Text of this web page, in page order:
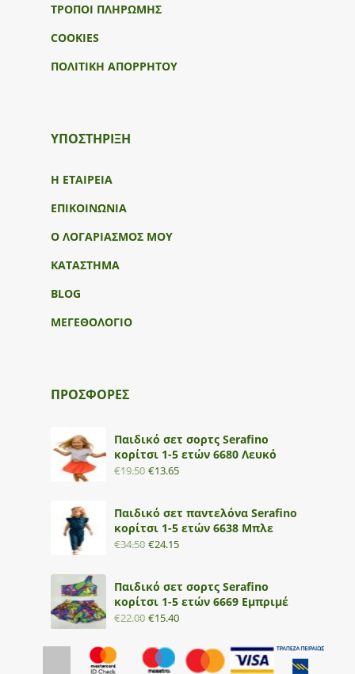
ΤΡΟΠΟΙ ΠΛΗΡΩΜΗΣ
COOKIES
ΠΟΛΙΤΙΚΗ ΑΠΟΡΡΗΤΟΥ
ΥΠΟΣΤΉΡΙΞΗ
Η ΕΤΑΙΡΕΙΑ
ΕΠΙΚΟΙΝΩΝΙΑ
Ο ΛΟΓΑΡΙΑΣΜΟΣ ΜΟΥ
ΚΑΤΑΣΤΗΜΑ
BLOG
ΜΕΓΕΘΟΛΟΓΙΟ
ΠΡΟΣΦΟΡΕΣ
Παιδικό σετ σορτς Serafino
κορίτσι 1-5 ετών 6680 Λευκό
€19.50 €13.65
Παιδικό σετ παντελόνα Serafino
κορίτσι 1-5 ετών 6638 Μπλε
€34.50 €24.15
Παιδικό σετ σορτς Serafino
κορίτσι 1-5 ετών 6669 Εμπριμέ
€22.00 €15.40